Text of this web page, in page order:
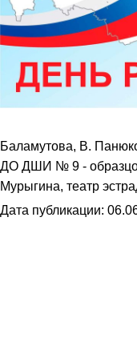
Баламутова, В.
ДО ДШИ № 9 -
Мурыгина, театр
Дата публикации: